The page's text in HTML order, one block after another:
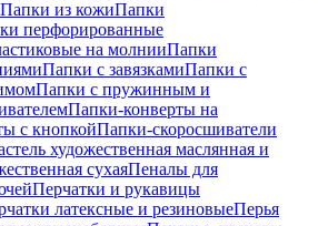
Папки из кожиПапки
перфорированные
на молнииПапки
Папки с завязкамиПапки с
Папки с пружинным и
Папки-конверты на
с кнопкойПапки-скоросшиватели
художественная маслянная и
сухаяПеналы для
Перчатки и рукавицы
латексные и резиновыеПерья